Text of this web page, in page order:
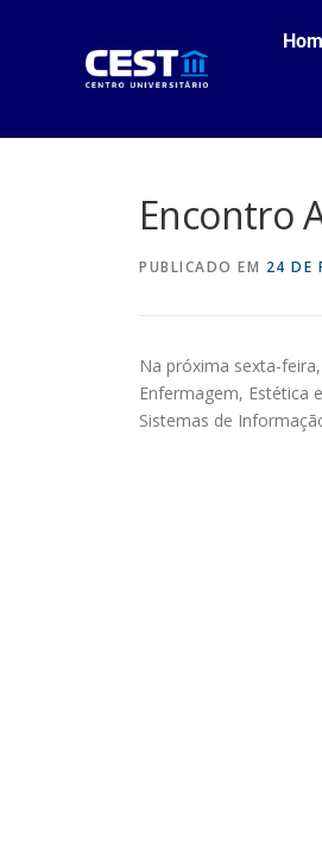
Encontro
PUBLICADO EM 24 DE
Na próxima sexta-feira,
Enfermagem, Estética
Sistemas de